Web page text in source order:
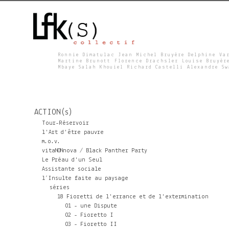
F
K
S
Ronnie Dimatulac Jean Michel Bruyère Delphine
Martine Brunott Florence Drachsler Louise
Mbaye Salah Khouiel Richard Castelli Alexandre
ACTION(s)
Tour-Réservoir
l'Art d'être pauvre
m.o.v.
vitaNONnova / Black Panther Party
Le Préau d'un Seul
Assistante sociale
l’Insulte faite au paysage
séries
18 Fioretti de l'errance et de l'extermination
01 - une Dispute
02 - Fioretto I
03 - Fioretto II